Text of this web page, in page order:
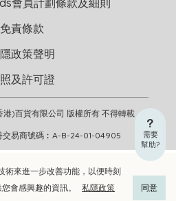
立即選購
來進一步改善功能，以便時刻
會感興趣的資訊。
私隱政策
同意
需要
幫助?
)百貨有限公司 版權所有 不得轉載
交易商號碼︰A-B-24-01-04905
免責條款
政策聲明
及許可證